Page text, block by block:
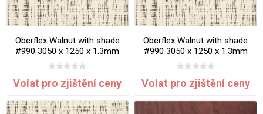
Oberflex Walnut with shade
#990 3050 x 1250 x 1.3mm
Matte Sawn Effect
Volat pro zjištění ceny
Oberflex Walnut with shade
#990 3050 x 1250 x 1.3mm
Pearlescent Sawn Effect
Volat pro zjištění ceny